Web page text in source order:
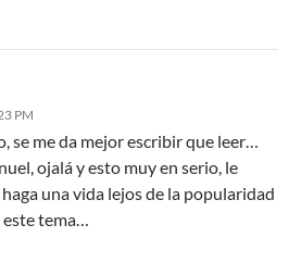
PM
se me da mejor escribir que leer…
ojalá y esto muy en serio, le
una vida lejos de la popularidad
este tema…